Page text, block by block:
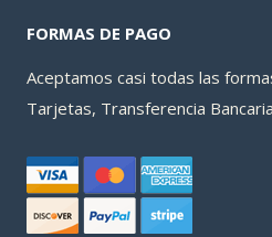
FORMAS DE PAGO
Aceptamos casi todas las
Tarjetas, Transferencia